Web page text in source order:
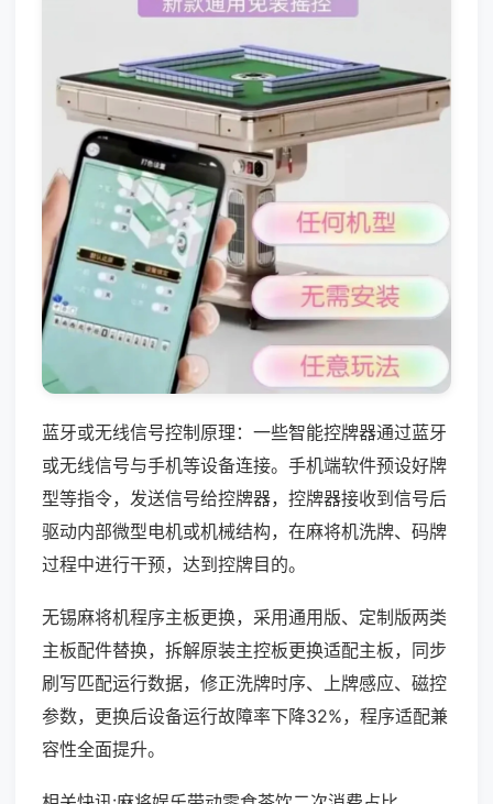
蓝牙或无线信号控制原理：一些智能控牌器通过蓝牙
或无线信号与手机等设备连接。手机端软件预设好牌
型等指令，发送信号给控牌器，控牌器接收到信号后
驱动内部微型电机或机械结构，在麻将机洗牌、码牌
过程中进行干预，达到控牌目的。
无锡麻将机程序主板更换，采用通用版、定制版两类
主板配件替换，拆解原装主控板更换适配主板，同步
刷写匹配运行数据，修正洗牌时序、上牌感应、磁控
参数，更换后设备运行故障率下降32%，程序适配兼
容性全面提升。